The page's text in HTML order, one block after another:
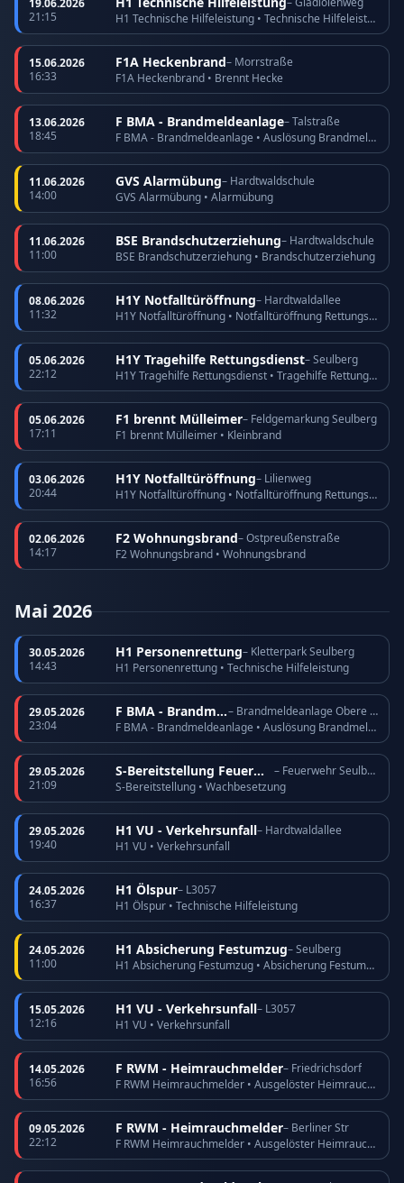
19.06.2026
21:15
H1 Technische Hilfeleistung • Technische Hilfeleistung
15.06.2026
16:33
F1A Heckenbrand– Morrstraße
F1A Heckenbrand • Brennt Hecke
13.06.2026
18:45
F BMA - Brandmeldeanlage– Talstraße
F BMA - Brandmeldeanlage • Auslösung Brandmeldeanlage
11.06.2026
14:00
GVS Alarmübung– Hardtwaldschule
GVS Alarmübung • Alarmübung
11.06.2026
11:00
BSE Brandschutzerziehung– Hardtwaldschule
BSE Brandschutzerziehung • Brandschutzerziehung
08.06.2026
11:32
H1Y Notfalltüröffnung– Hardtwaldallee
H1Y Notfalltüröffnung • Notfalltüröffnung Rettungsdienst
05.06.2026
22:12
H1Y Tragehilfe Rettungsdienst– Seulberg
H1Y Tragehilfe Rettungsdienst • Tragehilfe Rettungsdienst
05.06.2026
17:11
F1 brennt Mülleimer– Feldgemarkung Seulberg
F1 brennt Mülleimer • Kleinbrand
03.06.2026
20:44
H1Y Notfalltüröffnung– Lilienweg
H1Y Notfalltüröffnung • Notfalltüröffnung Rettungsdienst
02.06.2026
14:17
F2 Wohnungsbrand– Ostpreußenstraße
F2 Wohnungsbrand • Wohnungsbrand
Mai 2026
30.05.2026
14:43
H1 Personenrettung– Kletterpark Seulberg
H1 Personenrettung • Technische Hilfeleistung
29.05.2026
23:04
F BMA - Brandmeldeanlage
– Brandmeldeanlage Obere Römerhofstraße
F BMA - Brandmeldeanlage • Auslösung Brandmeldeanlage
29.05.2026
21:09
S-Bereitstellung Feuerwehr
– Feuerwehr Seulberg
S-Bereitstellung • Wachbesetzung
29.05.2026
19:40
H1 VU - Verkehrsunfall– Hardtwaldallee
H1 VU • Verkehrsunfall
24.05.2026
16:37
H1 Ölspur– L3057
H1 Ölspur • Technische Hilfeleistung
24.05.2026
11:00
H1 Absicherung Festumzug– Seulberg
H1 Absicherung Festumzug • Absicherung Festumzug
15.05.2026
12:16
H1 VU - Verkehrsunfall– L3057
H1 VU • Verkehrsunfall
14.05.2026
16:56
F RWM - Heimrauchmelder– Friedrichsdorf
F RWM Heimrauchmelder • Ausgelöster Heimrauchmelder
09.05.2026
22:12
F RWM - Heimrauchmelder– Berliner Str
F RWM Heimrauchmelder • Ausgelöster Heimrauchmelder